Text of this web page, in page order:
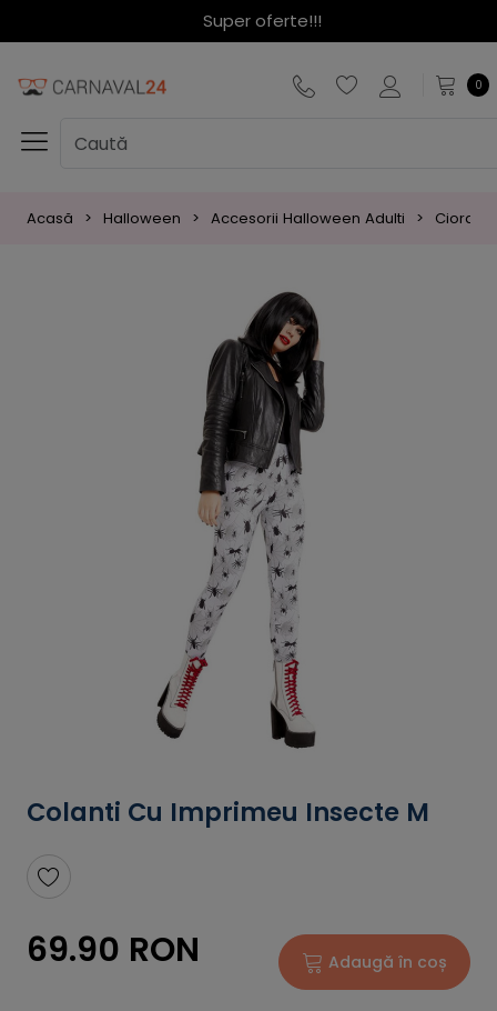
Super oferte!!!
0
Acasă Halloween Accesorii Halloween Adulti Ciorapi
Colanti Cu Imprimeu Insecte M
69.90 RON Adaugă în coș